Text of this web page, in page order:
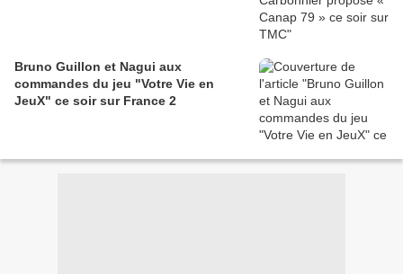
Bruno Guillon et Nagui aux
commandes du jeu "Votre Vie en
JeuX" ce soir sur France 2